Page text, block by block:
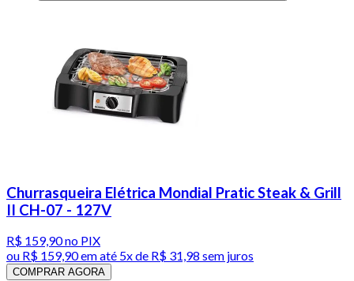
Churrasqueira Elétrica Mondial Pratic Steak & Grill
II CH-07 - 127V
R$ 159,90no PIX
ou R$ 159,90em até 5x de R$ 31,98 sem juros
COMPRAR AGORA